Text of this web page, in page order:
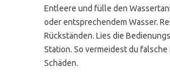
Entleere und fülle den
oder entsprechendem Wasser.
Rückständen. Lies die
Station. So vermeidest du
Schäden.